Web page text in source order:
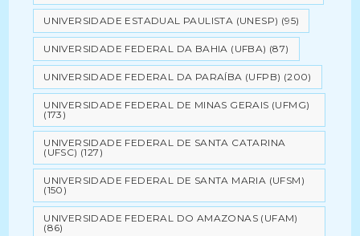
UNIVERSIDADE ESTADUAL PAULISTA (UNESP) (95)
UNIVERSIDADE FEDERAL DA BAHIA (UFBA) (87)
UNIVERSIDADE FEDERAL DA PARAÍBA (UFPB) (200)
UNIVERSIDADE FEDERAL DE MINAS GERAIS (UFMG)
(173)
UNIVERSIDADE FEDERAL DE SANTA CATARINA
(UFSC) (127)
UNIVERSIDADE FEDERAL DE SANTA MARIA (UFSM)
(150)
UNIVERSIDADE FEDERAL DO AMAZONAS (UFAM)
(86)